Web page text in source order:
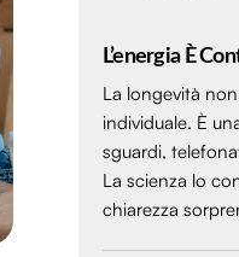
L’energia È
La longevità
individuale. È
sguardi,
La scienza lo
chiarezza